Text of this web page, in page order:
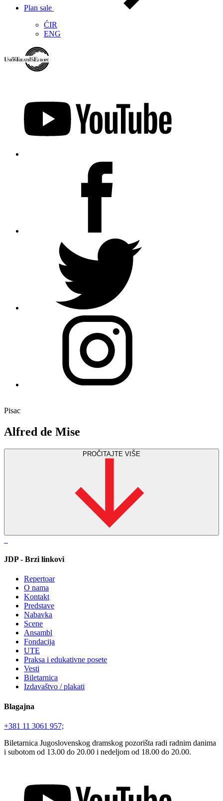
Plan sale
ĆIR
ENG
Pisac
Alfred de Mise
PROČITAJTE VIŠE
JDP - Brzi linkovi
Repertoar
O nama
Kontakt
Predstave
Nabavka
Scene
Ansambl
Fondacija
UTE
Praksa i edukativne posete
Vesti
Biletarnica
Izdavaštvo / plakati
Blagajna
+381 11 3061 957;
Biletarnica Jugoslovenskog dramskog pozorišta radi radnim danima
i subotom od 13.00 do 20.00 i nedeljom od 18.00 do 20.00.